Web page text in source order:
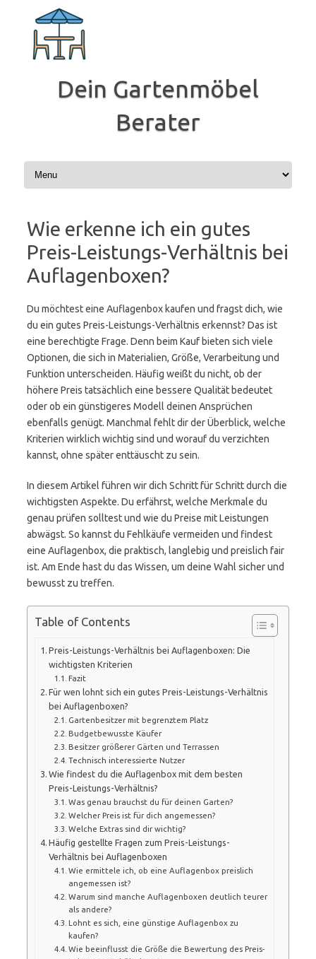
Inhalt
springen
Dein Gartenmöbel
Berater
Wie erkenne ich ein gutes
Preis-Leistungs-Verhältnis bei
Auflagenboxen?
Du möchtest eine Auflagenbox kaufen und fragst dich, wie
du ein gutes Preis-Leistungs-Verhältnis erkennst? Das ist
eine berechtigte Frage. Denn beim Kauf bieten sich viele
Optionen, die sich in Materialien, Größe, Verarbeitung und
Funktion unterscheiden. Häufig weißt du nicht, ob der
höhere Preis tatsächlich eine bessere Qualität bedeutet
oder ob ein günstigeres Modell deinen Ansprüchen
ebenfalls genügt. Manchmal fehlt dir der Überblick, welche
Kriterien wirklich wichtig sind und worauf du verzichten
kannst, ohne später enttäuscht zu sein.
In diesem Artikel führen wir dich Schritt für Schritt durch die
wichtigsten Aspekte. Du erfährst, welche Merkmale du
genau prüfen solltest und wie du Preise mit Leistungen
abwägst. So kannst du Fehlkäufe vermeiden und findest
eine Auflagenbox, die praktisch, langlebig und preislich fair
ist. Am Ende hast du das Wissen, um deine Wahl sicher und
bewusst zu treffen.
Table of Contents
Preis-Leistungs-Verhältnis bei Auflagenboxen: Die
wichtigsten Kriterien
Fazit
Für wen lohnt sich ein gutes Preis-Leistungs-Verhältnis
bei Auflagenboxen?
Gartenbesitzer mit begrenztem Platz
Budgetbewusste Käufer
Besitzer größerer Gärten und Terrassen
Technisch interessierte Nutzer
Wie findest du die Auflagenbox mit dem besten
Preis-Leistungs-Verhältnis?
Was genau brauchst du für deinen Garten?
Welcher Preis ist für dich angemessen?
Welche Extras sind dir wichtig?
Häufig gestellte Fragen zum Preis-Leistungs-
Verhältnis bei Auflagenboxen
Wie ermittele ich, ob eine Auflagenbox preislich
angemessen ist?
Warum sind manche Auflagenboxen deutlich teurer
als andere?
Lohnt es sich, eine günstige Auflagenbox zu
kaufen?
Wie beeinflusst die Größe die Bewertung des Preis-